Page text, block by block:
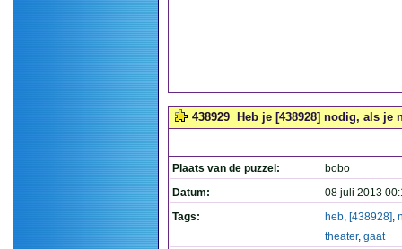
438929 Heb je [438928] nodig, als je
Plaats van de puzzel:
bobo
Datum:
08 juli 2013
Tags:
heb, [438928],
theater, gaat